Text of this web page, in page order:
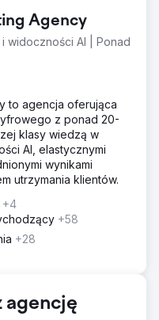
użytkowników i
162 318,92 USD. To
Wyniki mówią same
właściwych
kampanie
i
organiczne było
rozwoju
internetową i
użytkownika i podróż
przekraczała
do 559 387 dolarów
do grudnia i
Agency
widoczności AI | Ponad
to agencja oferująca
z ponad 20-
klasy wiedzą w
AI, elastycznymi
wynikami
utrzymania klientów.
+4
+58
+28
agencję